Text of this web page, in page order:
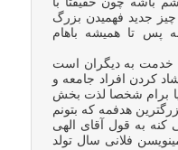
جدید فهمیدن بزرگ
پس تا همیشه باهام
خدمت به دیگران است
کردن افراد جامعه و
برام شخصا لذت بخش
هدفمه که بتونم
کنه به قول آقای الهی
فلانی سال تولد